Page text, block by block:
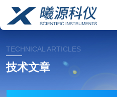
TECHNICAL ARTICLES
技术文章